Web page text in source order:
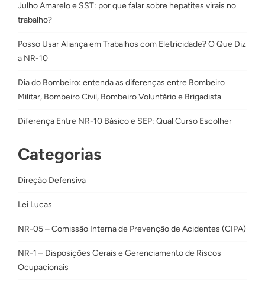
Julho Amarelo e SST: por que falar sobre hepatites virais no
trabalho?
Posso Usar Aliança em Trabalhos com Eletricidade? O Que Diz
a NR-10
Dia do Bombeiro: entenda as diferenças entre Bombeiro
Militar, Bombeiro Civil, Bombeiro Voluntário e Brigadista
Diferença Entre NR-10 Básico e SEP: Qual Curso Escolher
Categorias
Direção Defensiva
Lei Lucas
NR-05 – Comissão Interna de Prevenção de Acidentes (CIPA)
NR-1 – Disposições Gerais e Gerenciamento de Riscos
Ocupacionais